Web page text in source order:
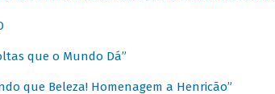
que o Mundo Dá”
que Beleza! Homenagem a Henricão”